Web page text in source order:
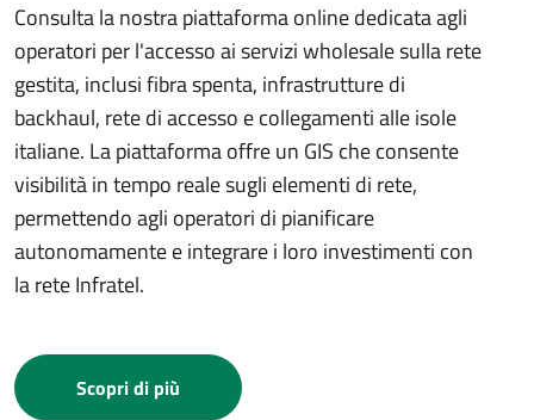
Consulta la nostra piattaforma online dedicata agli
operatori per l'accesso ai servizi wholesale sulla rete
gestita, inclusi fibra spenta, infrastrutture di
backhaul, rete di accesso e collegamenti alle isole
italiane. La piattaforma offre un GIS che consente
visibilità in tempo reale sugli elementi di rete,
permettendo agli operatori di pianificare
autonomamente e integrare i loro investimenti con
la rete Infratel.
Scopri di più